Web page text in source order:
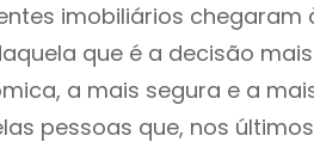
imobiliários
que é a decisão
a mais segura e a
pessoas que, nos